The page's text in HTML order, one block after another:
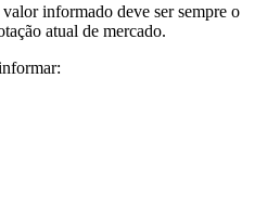
informado deve ser sempre o
atual de mercado.